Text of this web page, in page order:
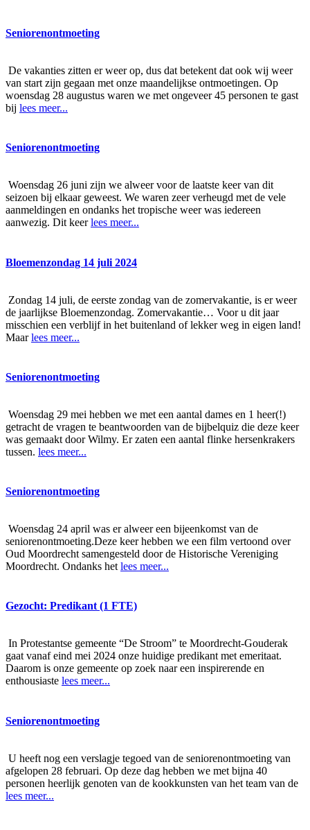
Seniorenontmoeting
De vakanties zitten er weer op, dus dat betekent dat ook wij weer
van start zijn gegaan met onze maandelijkse ontmoetingen. Op
woensdag 28 augustus waren we met ongeveer 45 personen te gast
bij lees meer...
Seniorenontmoeting
Woensdag 26 juni zijn we alweer voor de laatste keer van dit
seizoen bij elkaar geweest. We waren zeer verheugd met de vele
aanmeldingen en ondanks het tropische weer was iedereen
aanwezig. Dit keerlees meer...
Bloemenzondag 14 juli 2024
Zondag 14 juli, de eerste zondag van de zomervakantie, is er weer
de jaarlijkse Bloemenzondag. Zomervakantie… Voor u dit jaar
misschien een verblijf in het buitenland of lekker weg in eigen land!
Maarlees meer...
Seniorenontmoeting
Woensdag 29 mei hebben we met een aantal dames en 1 heer(!)
getracht de vragen te beantwoorden van de bijbelquiz die deze keer
was gemaakt door Wilmy. Er zaten een aantal flinke hersenkrakers
tussen. lees meer...
Seniorenontmoeting
Woensdag 24 april was er alweer een bijeenkomst van de
seniorenontmoeting.Deze keer hebben we een film vertoond over
Oud Moordrecht samengesteld door de Historische Vereniging
Moordrecht. Ondanks het lees meer...
Gezocht: Predikant (1 FTE)
In Protestantse gemeente “De Stroom” te Moordrecht-Gouderak
gaat vanaf eind mei 2024 onze huidige predikant met emeritaat.
Daarom is onze gemeente op zoek naar een inspirerende en
enthousiaste lees meer...
Seniorenontmoeting
U heeft nog een verslagje tegoed van de seniorenontmoeting van
afgelopen 28 februari. Op deze dag hebben we met bijna 40
personen heerlijk genoten van de kookkunsten van het team van de
lees meer...